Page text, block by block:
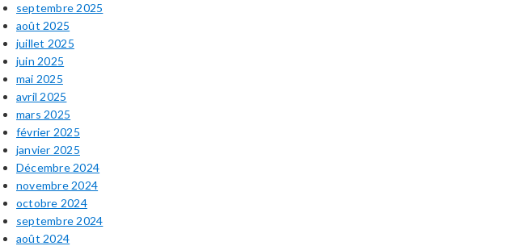
septembre 2025
août 2025
juillet 2025
juin 2025
mai 2025
avril 2025
mars 2025
février 2025
janvier 2025
Décembre 2024
novembre 2024
octobre 2024
septembre 2024
août 2024